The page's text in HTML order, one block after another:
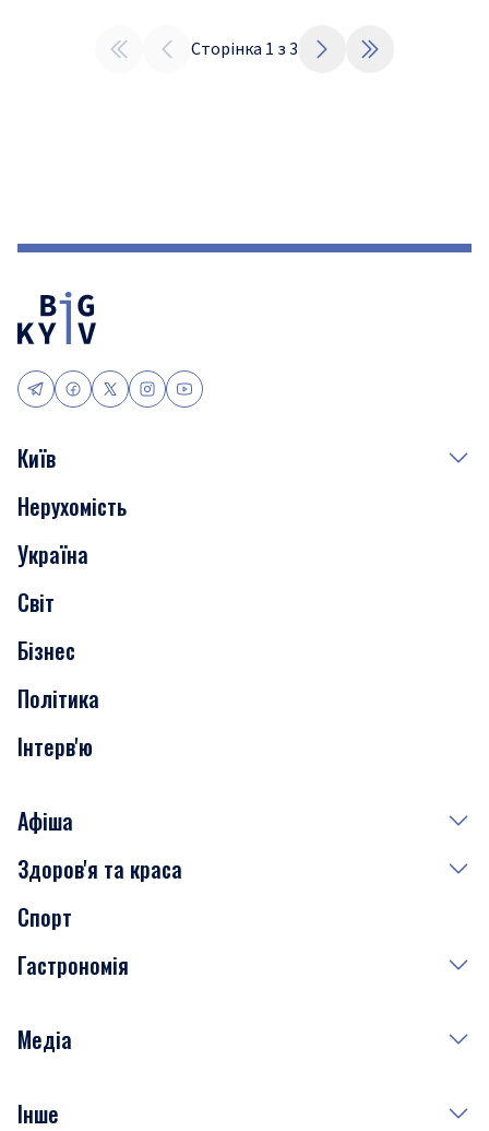
Сторінка 1 з3
Київ
Події
Скандали
Нерухомість
Транспорт
Нерухомість
Україна
Світ
Бізнес
Політика
Інтерв'ю
Афіша
Сьогодні
Завтра
Субота
Здоров'я та краса
Медицина
Краса
Спорт
Гастрономія
Рецепти
Медіа
Фото
Інше